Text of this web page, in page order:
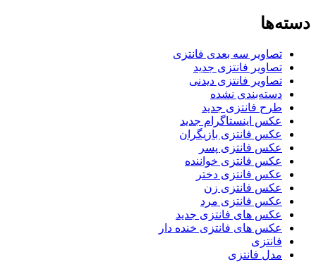
دسته‌ها
تصاویر سه بعدی فانتزی
تصاویر فانتزی جدید
تصاویر فانتزی دیدنی
دسته‌بندی نشده
طرح فانتزی جدید
عکس اینستاگرام جدید
عکس فانتزی بازیگران
عکس فانتزی پسر
عکس فانتزی خواننده
عکس فانتزی دختر
عکس فانتزی زن
عکس فانتزی مرد
عکس های فانتزی جدید
عکس های فانتزی خنده دار
فانتزی
مدل فانتزی